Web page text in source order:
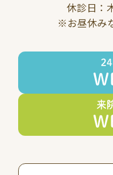
休診日：
※お昼休み
来